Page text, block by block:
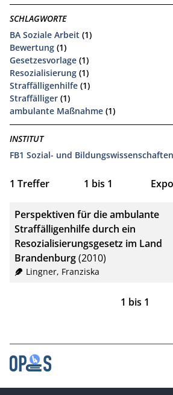
SCHLAGWORTE
BA Soziale Arbeit (1)
Bewertung (1)
Gesetzesvorlage (1)
Resozialisierung (1)
Straffälligenhilfe (1)
Straffälliger (1)
ambulante Maßnahme (1)
INSTITUT
FB1 Sozial- und Bildungswissenschaften
1 Treffer 1 bis 1
RIS
Perspektiven für die ambulante
Straffälligenhilfe durch ein
Resozialisierungsgesetz im Land
Brandenburg(2010)
Lingner, Franziska
1 bis 1
Kontakt